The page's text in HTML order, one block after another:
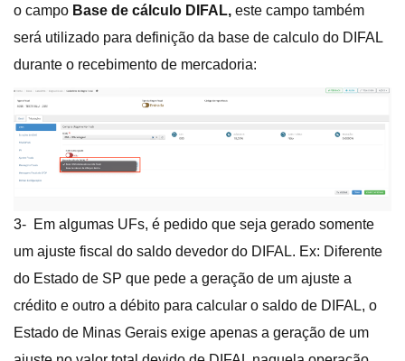
o campo Base de cálculo DIFAL, este campo também
será utilizado para definição da base de calculo do DIFAL
durante o recebimento de mercadoria:
3- Em algumas UFs, é pedido que seja gerado somente
um ajuste fiscal do saldo devedor do DIFAL. Ex: Diferente
do Estado de SP que pede a geração de um ajuste a
crédito e outro a débito para calcular o saldo de DIFAL, o
Estado de Minas Gerais exige apenas a geração de um